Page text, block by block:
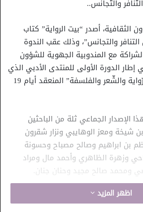
والتّجانس..
الثقافية، أصدر “بيت الرواية” كتاب
والتجانس”، وذلك عقب الندوة
مع المندوبية الجهوية للشؤون
إطار الدورة الأولى للمنتدى الأدبي الذي
جاء تحت عنوان “في الرّواية والشّعر والفلسفة” المنعقد أيام 19
الجماعي ثلة من الباحثين
شيخة ومعز الوهايبي ونزار شقرون
بن ابراهيم وصالح مصباح وحسونة
وزهرة الظاهري وأحمد مال ومراد
ومحمد صالح مجيد وحنان جنان.
اظهر المزيد